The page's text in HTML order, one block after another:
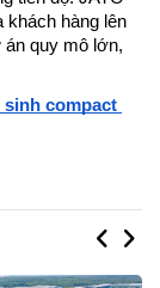
khách hàng lên
án quy mô lớn,
sinh compact